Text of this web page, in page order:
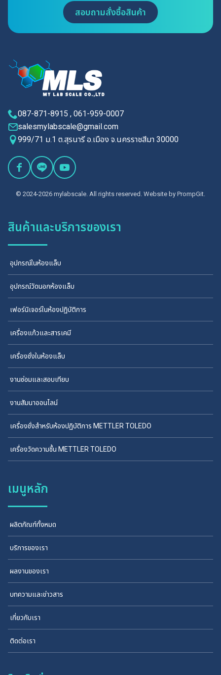
สอบถามสั่งซื้อสินค้า
087-871-8915 , 061-959-0007
salesmylabscale@gmail.com
999/71 ม.1 ต.สุรนารี อ.เมือง จ.นครราชสีมา 30000
© 2024-2026 mylabscale. All rights reserved. Website by PrompGit.
สินค้าและบริการของเรา
อุปกรณ์ในห้องแล็บ
อุปกรณ์วัดนอกห้องแล็บ
เฟอร์นิเจอร์ในห้องปฏิบัติการ
เครื่องแก้วและสารเคมี
เครื่องชั่งในห้องแล็บ
งานซ่อมและสอบเทียบ
งานสัมนาออนไลน์
เครื่องชั่งสำหรับห้องปฏิบัติการ METTLER TOLEDO
เครื่องวัดความชื้น METTLER TOLEDO
เมนูหลัก
ผลิตภัณฑ์ทั้งหมด
บริการของเรา
ผลงานของเรา
บทความและข่าวสาร
เกี่ยวกับเรา
ติดต่อเรา